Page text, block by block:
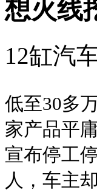
想火线
12缸汽
低至30多
家产品平
宣布停工
人，车主